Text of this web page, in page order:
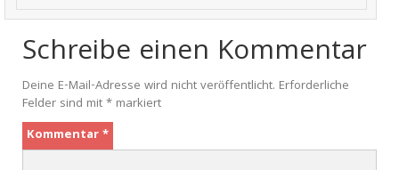
Schreibe einen Kommentar
Deine E-Mail-Adresse wird nicht veröffentlicht. Erforderliche
Felder sind mit* markiert
Kommentar*